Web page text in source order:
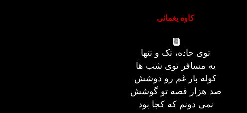
کاوه یغمائی
توی جاده، تک و تنها
یه مسافر توی شب ها
کوله بار غم رو دوشش
صد هزار قصه تو گوشش
نمی دونم که کجا بود